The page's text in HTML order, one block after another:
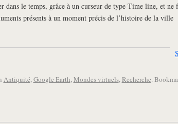
dans le temps, grâce à un curseur de type Time line, et ne
présents à un moment précis de l’histoire de la ville
Antiquité,Google Earth,Mondes virtuels,Recherche.